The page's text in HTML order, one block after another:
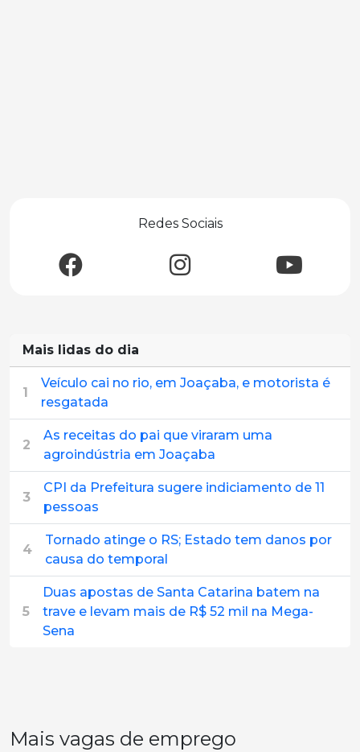
Redes Sociais
Mais lidas do dia
1
Veículo cai no rio, em Joaçaba, e motorista é
resgatada
2
As receitas do pai que viraram uma
agroindústria em Joaçaba
3
CPI da Prefeitura sugere indiciamento de 11
pessoas
4
Tornado atinge o RS; Estado tem danos por
causa do temporal
5
Duas apostas de Santa Catarina batem na
trave e levam mais de R$ 52 mil na Mega-
Sena
Mais vagas de emprego